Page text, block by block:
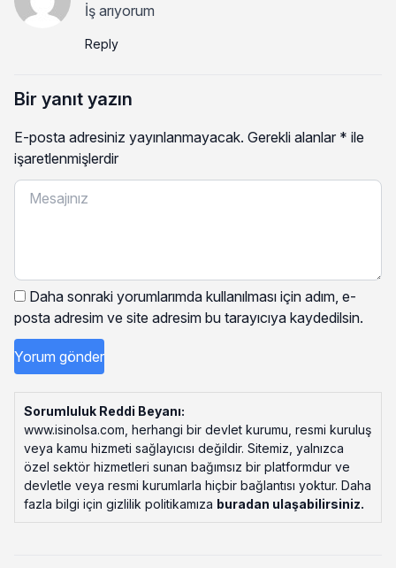
İş arıyorum
Reply
Bir yanıt yazın
E-posta adresiniz yayınlanmayacak. Gerekli alanlar * ile
işaretlenmişlerdir
Daha sonraki yorumlarımda kullanılması için adım, e-
posta adresim ve site adresim bu tarayıcıya kaydedilsin.
Sorumluluk Reddi Beyanı:
www.isinolsa.com, herhangi bir devlet kurumu, resmi kuruluş
veya kamu hizmeti sağlayıcısı değildir. Sitemiz, yalnızca
özel sektör hizmetleri sunan bağımsız bir platformdur ve
devletle veya resmi kurumlarla hiçbir bağlantısı yoktur. Daha
fazla bilgi için gizlilik politikamıza buradan ulaşabilirsiniz.